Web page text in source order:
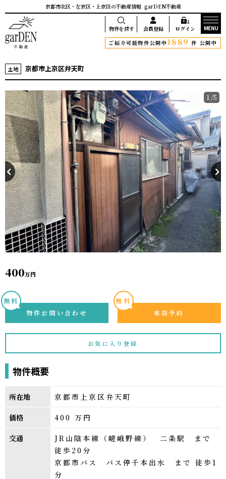
京都市北区・左京区・上京区の不動産情報 garDEN不動産
物件を探す 会員登録 ログイン
MENU
ご紹介可能物件公開中1889 件 公開中
土地 京都市上京区弁天町
1 /5
400万円
無料
物件お問い合わせ
無料
来店予約
お気に入り登録
物件概要
所在地 京都市上京区弁天町
価格 400 万円
交通
JR山陰本線（嵯峨野線） 二条駅 まで
徒歩20分
京都市バス バス停千本出水 まで 徒歩1
分